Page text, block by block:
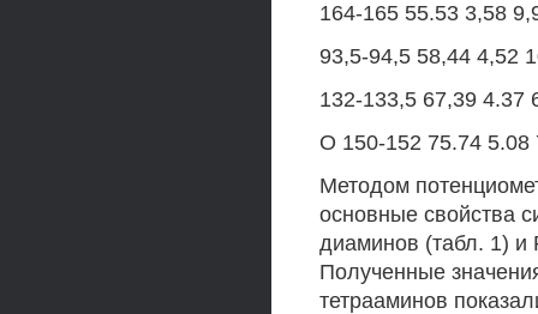
164-165 55.53 3,58
93,5-94,5 58,44 4,52
132-133,5 67,39 4.37
О 150-152 75.74 5.08
Методом
основные свойства
диаминов (табл. 1) и
Полученные
тетрааминов